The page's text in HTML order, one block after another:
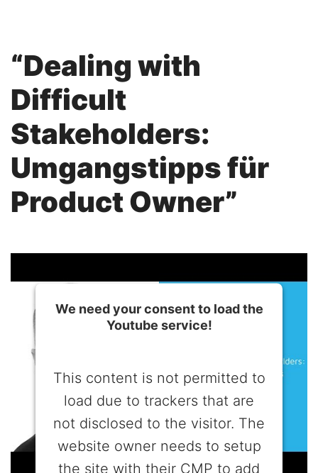
“Dealing with
Difficult
Stakeholders:
Umgangstipps für
Product Owner”
We need your consent to load the
Youtube service!
This content is not permitted to
load due to trackers that are
not disclosed to the visitor. The
website owner needs to setup
the site with their CMP to add